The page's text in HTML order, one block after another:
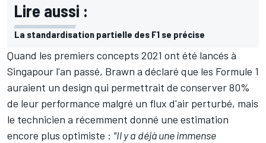
Lire aussi :
La standardisation partielle des F1 se précise
Quand les premiers concepts 2021 ont été lancés à
Singapour l'an passé, Brawn a déclaré que les Formule 1
auraient un design qui permettrait de conserver 80%
de leur performance malgré un flux d'air perturbé, mais
le technicien a récemment donné une estimation
encore plus optimiste : "Il y a déjà une immense